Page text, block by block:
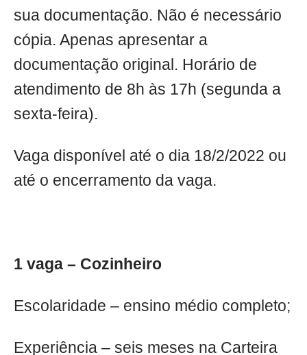
sua documentação. Não é necessário
cópia. Apenas apresentar a
documentação original. Horário de
atendimento de 8h às 17h (segunda a
sexta-feira).
Vaga disponível até o dia 18/2/2022 ou
até o encerramento da vaga.
1 vaga – Cozinheiro
Escolaridade – ensino médio completo;
Experiência – seis meses na Carteira